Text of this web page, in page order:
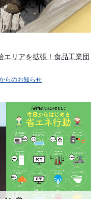
エリアを拡張！食品工業団
らのお知らせ​​